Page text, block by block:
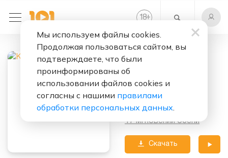
18+
Где прошла ты
Альбом:
17 мгновений осени
Скачать
Мы используем файлы cookies.
Продолжая пользоваться сайтом, вы
подтверждаете, что были
проинформированы об
использовании файлов cookies и
согласны с нашими правилами
обработки персональных данных.